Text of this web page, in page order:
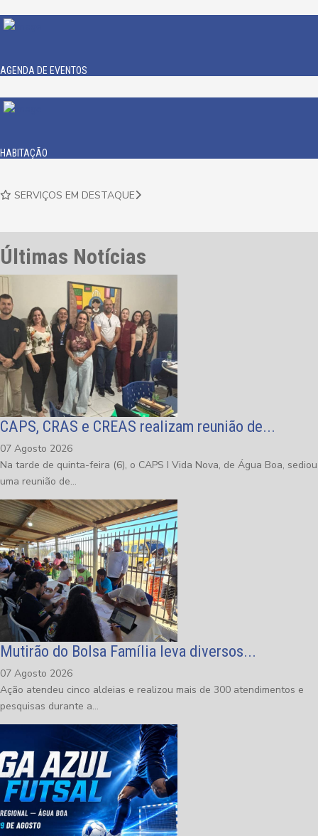
AGENDA DE EVENTOS
HABITAÇÃO
SERVIÇOS EM DESTAQUE
Últimas Notícias
CAPS, CRAS e CREAS realizam reunião de...
07 Agosto 2026
Na tarde de quinta-feira (6), o CAPS I Vida Nova, de Água Boa, sediou
uma reunião de...
Mutirão do Bolsa Família leva diversos...
07 Agosto 2026
Ação atendeu cinco aldeias e realizou mais de 300 atendimentos e
pesquisas durante a...